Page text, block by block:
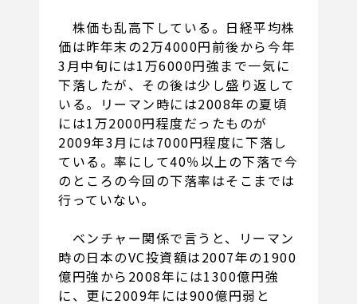
株価も乱高下している。日経平均株
価は昨年末の2万4000円前後から今年
3月中旬には1万6000円強まで一気に
下落したが、その後は少し盛り返して
いる。リーマン時には2008年の夏頃
には1万2000円程度だったものが
2009年3月には7000円程度に下落し
ている。率にして40％以上の下落で今
のところの今回の下落率はそこまでは
行っていない。
ベンチャー関係で言うと、リーマン
時の日本のVC投資額は2007年の1900
億円強から2008年には1300億円強
に、更に2009年には900億円弱と